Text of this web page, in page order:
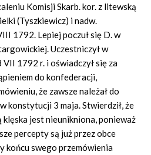
Komisji Skarb. kor. z litewską
(Tyszkiewicz) i nadw.
1792. Lepiej poczuł się D. w
Uczestniczył w
1792 r. i oświadczył się za
do konfederacji,
że zawsze należał do
konstytucji 3 maja. Stwierdził, że
klęska jest nieunikniona, ponieważ
percepty są już przez obce
końcu swego przemówienia